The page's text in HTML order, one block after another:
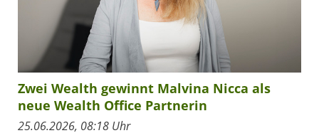
Zwei Wealth gewinnt Malvina Nicca als
neue Wealth Office Partnerin
25.06.2026, 08:18 Uhr